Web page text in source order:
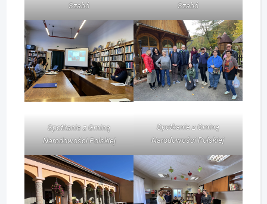
Szabó
Szabó
Spotkanie z Gminą
Narodowości Polskiej
Spotkanie z Gminą
Narodowości Polskiej